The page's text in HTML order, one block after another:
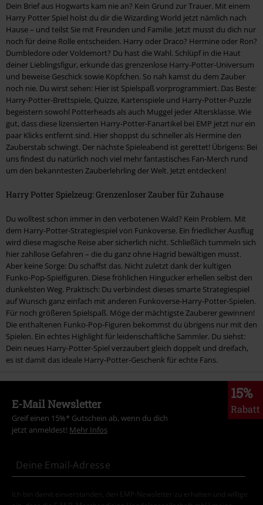
Dein Brief aus Hogwarts kam nie an? Kein Grund zur Trauer. Mit einem
Harry Potter Spiel holst du dir die Wizarding World jetzt nämlich nach
Hause – und teilst Sie mit Freunden und Familie. Jetzt musst du dich nur
noch für deine Rolle entscheiden. Harry oder Draco? Hermine oder Ron?
Dumbledore oder Voldemort? Du hast die Wahl. Schlüpf in die Haut
deiner Lieblingsfigur, erkunde das grenzenlose Harry-Potter-Universum
und beweise Geschick sowie Köpfchen. So nah kamst du dem Zauber
noch nie. Du wirst sehen: Hier ist Spielspaß vorprogrammiert. Das Beste:
Harry-Potter-Brettspiele, Quizze, Kartenspiele und Harry-Potter-Puzzle
begeistern sowohl Potterheads als auch Muggel jeder Altersklasse. Wie
gut, dass diese lizensierten Harry-Potter-Fanartikel bei EMP jetzt nur ein
paar Klicks entfernt sind. Hier shoppst du schneller als Hermine den
Zauberstab schwingt. Der nächste Spieleabend ist gerettet! Übrigens: Bei
uns findest du natürlich noch viel mehr fantastisches Fan-Merch rund
um den bekanntesten Zauberlehrling der Welt. Jetzt entdecken!
Harry Potter Spielzeug: Grenzenloser Zauber für Zuhause
Du wolltest schon immer in den verbotenen Wald? Kein Problem. Mit
dem Harry-Potter-Strategiespiel von Funkoverse. Ein friedlicher Ausflug
wird diese magische Reise aber sicherlich nicht. Schließlich tummeln sich
hier zahllose Gefahren – die du ganz ohne Hagrid bewältigen musst.
Aber keine Sorge: Du schaffst das. Nicht zuletzt dank der kultigen
Funko-Pop-Spielfiguren. Diese fröhlichen Hingucker erhellen selbst den
dunkelsten Weg. Praktisch: Du verbindest dieses smarte Strategiespiel
auf Wunsch ganz einfach mit anderen Funkoverse-Harry-Potter-Spielen.
Für noch größeren Spielspaß. Möge der mächtigste Zauberer gewinnen!
Die enthaltenen Funko-Pop-Figuren bekommst du übrigens nur mit den
Spielen. Ein echtes Highlight für leidenschaftliche Sammler. Du siehst:
Dein neues Harry-Potter-Spiel verzaubert gleich doppelt und dreifach,
es ist damit das ideale Harry-Potter-Geschenk für echte Fans.
15%
Rabatt
E-Mail Newsletter
Greif einen 15%* Gutschein ab, wenn du dich
jetzt anmeldest! Mehr Infos
Ich bin damit einverstanden, den EMP-Newsletter zu erhalten und willige